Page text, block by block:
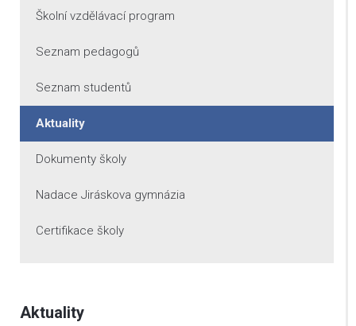
Školní vzdělávací program
Seznam pedagogů
Seznam studentů
Aktuality
Dokumenty školy
Nadace Jiráskova gymnázia
Certifikace školy
Aktuality